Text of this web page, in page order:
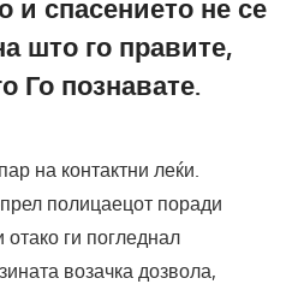
и спасението не се
што го правите,
Го познавате.
на контактни леќи.
полицаецот поради
ги погледнал
возачка дозвола,